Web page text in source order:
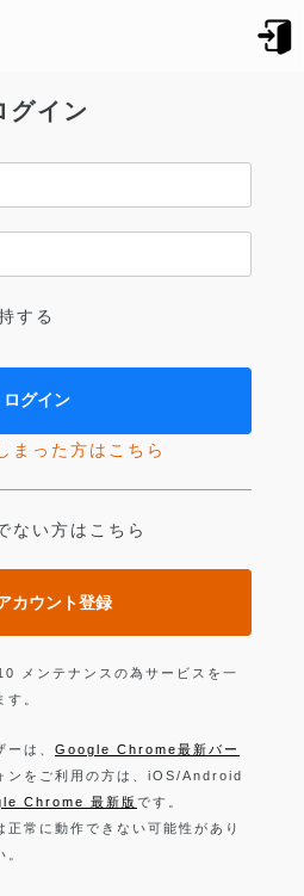
グイン
する
まった方はこちら
ない方はこちら
カウント登録
メンテナンスの為サービスを一
。
ーは、 Google Chrome最新バー
ンをご利用の方は、iOS/Android
Chrome 最新版 です。
正常に動作できない可能性があり